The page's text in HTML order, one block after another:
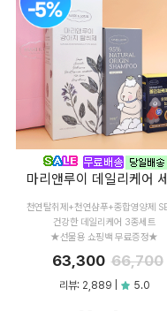
마리앤루이 데일리케어
천연탈취제+천연샴푸+종합영양제
건강한 데일리케어 3종세트
★선물용 쇼핑백 무료증정★
63,300 66,700
리뷰: 2,889 | 5.0